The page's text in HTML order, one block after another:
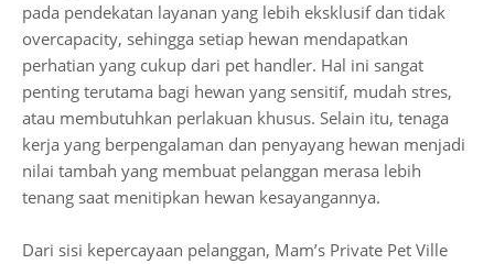
pada pendekatan layanan yang lebih eksklusif dan tidak
overcapacity, sehingga setiap hewan mendapatkan
perhatian yang cukup dari pet handler. Hal ini sangat
penting terutama bagi hewan yang sensitif, mudah stres,
atau membutuhkan perlakuan khusus. Selain itu, tenaga
kerja yang berpengalaman dan penyayang hewan menjadi
nilai tambah yang membuat pelanggan merasa lebih
tenang saat menitipkan hewan kesayangannya.
Dari sisi kepercayaan pelanggan, Mam’s Private Pet Ville